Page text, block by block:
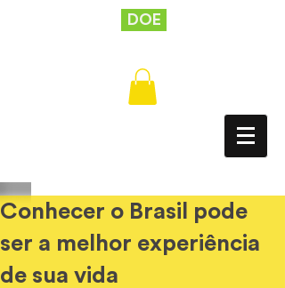
DOE
Conhecer o Brasil pode
ser a melhor experiência
de sua vida